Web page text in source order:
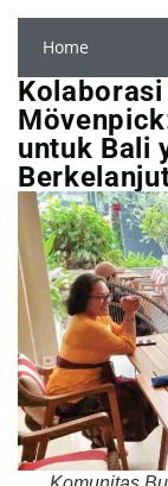
Home
untuk Bali